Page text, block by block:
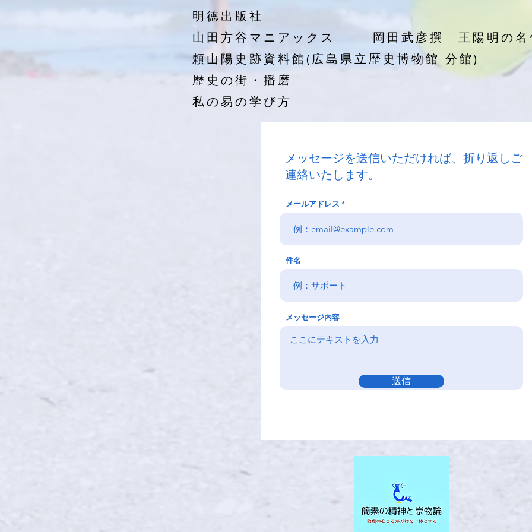
明徳出版社
山田方谷マニアックス
岡田武彦撰 王陽明の名
頼山陽史跡資料館(広島県立歴史博物館 分館)
歴史の街・播磨
私の易の学び方
メッセージを送信いただければ、折り返しご
連絡いたします。
メールアドレス
件名
メッセージ内容
送信